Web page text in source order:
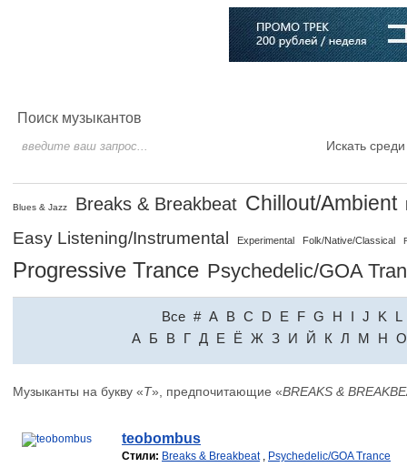
Поиск музыкантов
Искать
Blues & Jazz Breaks & Breakbeat Chillout/Ambient
Easy Listening/Instrumental Experimental Folk/Native/Classical
Progressive Trance Psychedelic/GOA
Все # A B C D E F G H I J K
L
A Б В Г Д Е Ё Ж З И Й К Л М Н О
Музыканты на букву «T», предпочитающие «BREAKS &
teobombus
Стили: Breaks & Breakbeat, Psychedelic/GOA Trance